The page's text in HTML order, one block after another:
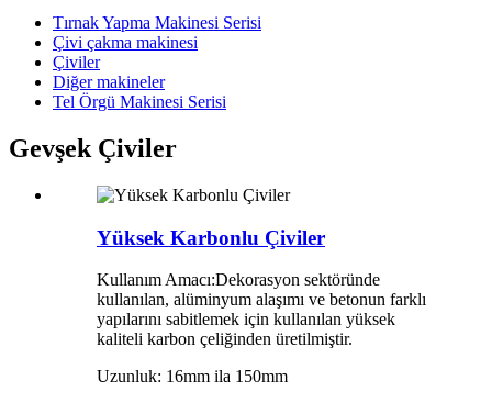
Tırnak Yapma Makinesi Serisi
Çivi çakma makinesi
Çiviler
Diğer makineler
Tel Örgü Makinesi Serisi
Gevşek Çiviler
Yüksek Karbonlu Çiviler
Kullanım Amacı:Dekorasyon sektöründe
kullanılan, alüminyum alaşımı ve betonun farklı
yapılarını sabitlemek için kullanılan yüksek
kaliteli karbon çeliğinden üretilmiştir.
Uzunluk: 16mm ila 150mm